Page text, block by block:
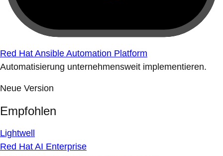
Red Hat Ansible Automation Platform
Automatisierung unternehmensweit implementieren.
Neue Version
Empfohlen
Lightwell
Red Hat AI Enterprise